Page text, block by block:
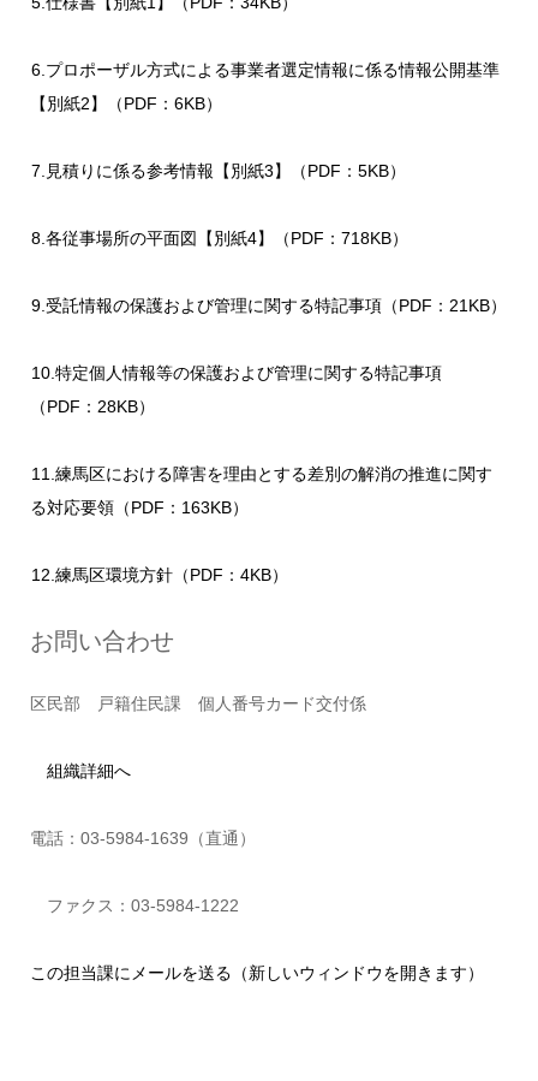
6.プロポーザル方式による事業者選定情報に係る情報公開基準
【別紙2】（PDF：6KB）
7.見積りに係る参考情報【別紙3】（PDF：5KB）
8.各従事場所の平面図【別紙4】（PDF：718KB）
9.受託情報の保護および管理に関する特記事項（PDF：21KB）
10.特定個人情報等の保護および管理に関する特記事項
（PDF：28KB）
11.練馬区における障害を理由とする差別の解消の推進に関す
る対応要領（PDF：163KB）
12.練馬区環境方針（PDF：4KB）
お問い合わせ
区民部 戸籍住民課 個人番号カード交付係
組織詳細へ
電話：03-5984-1639（直通）
ファクス：03-5984-1222
この担当課にメールを送る（新しいウィンドウを開きます）